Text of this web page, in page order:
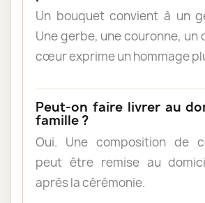
Un bouquet convient à un
Une gerbe, une couronne, un
cœur exprime un hommage
Peut-on faire livrer au
famille ?
Oui. Une composition de
peut être remise au
après la cérémonie.